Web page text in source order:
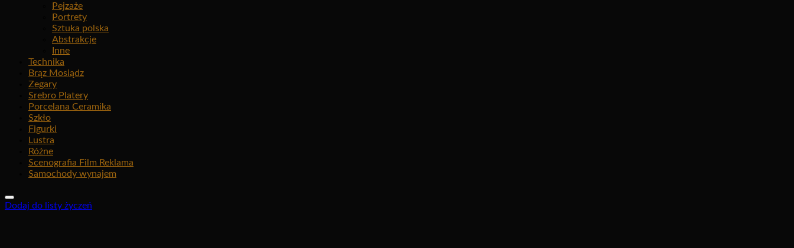
Pejzaże
Portrety
Sztuka polska
Abstrakcje
Inne
Technika
Brąz Mosiądz
Zegary
Srebro Platery
Porcelana Ceramika
Szkło
Figurki
Lustra
Różne
Scenografia Film Reklama
Samochody wynajem
Dodaj do listy życzeń